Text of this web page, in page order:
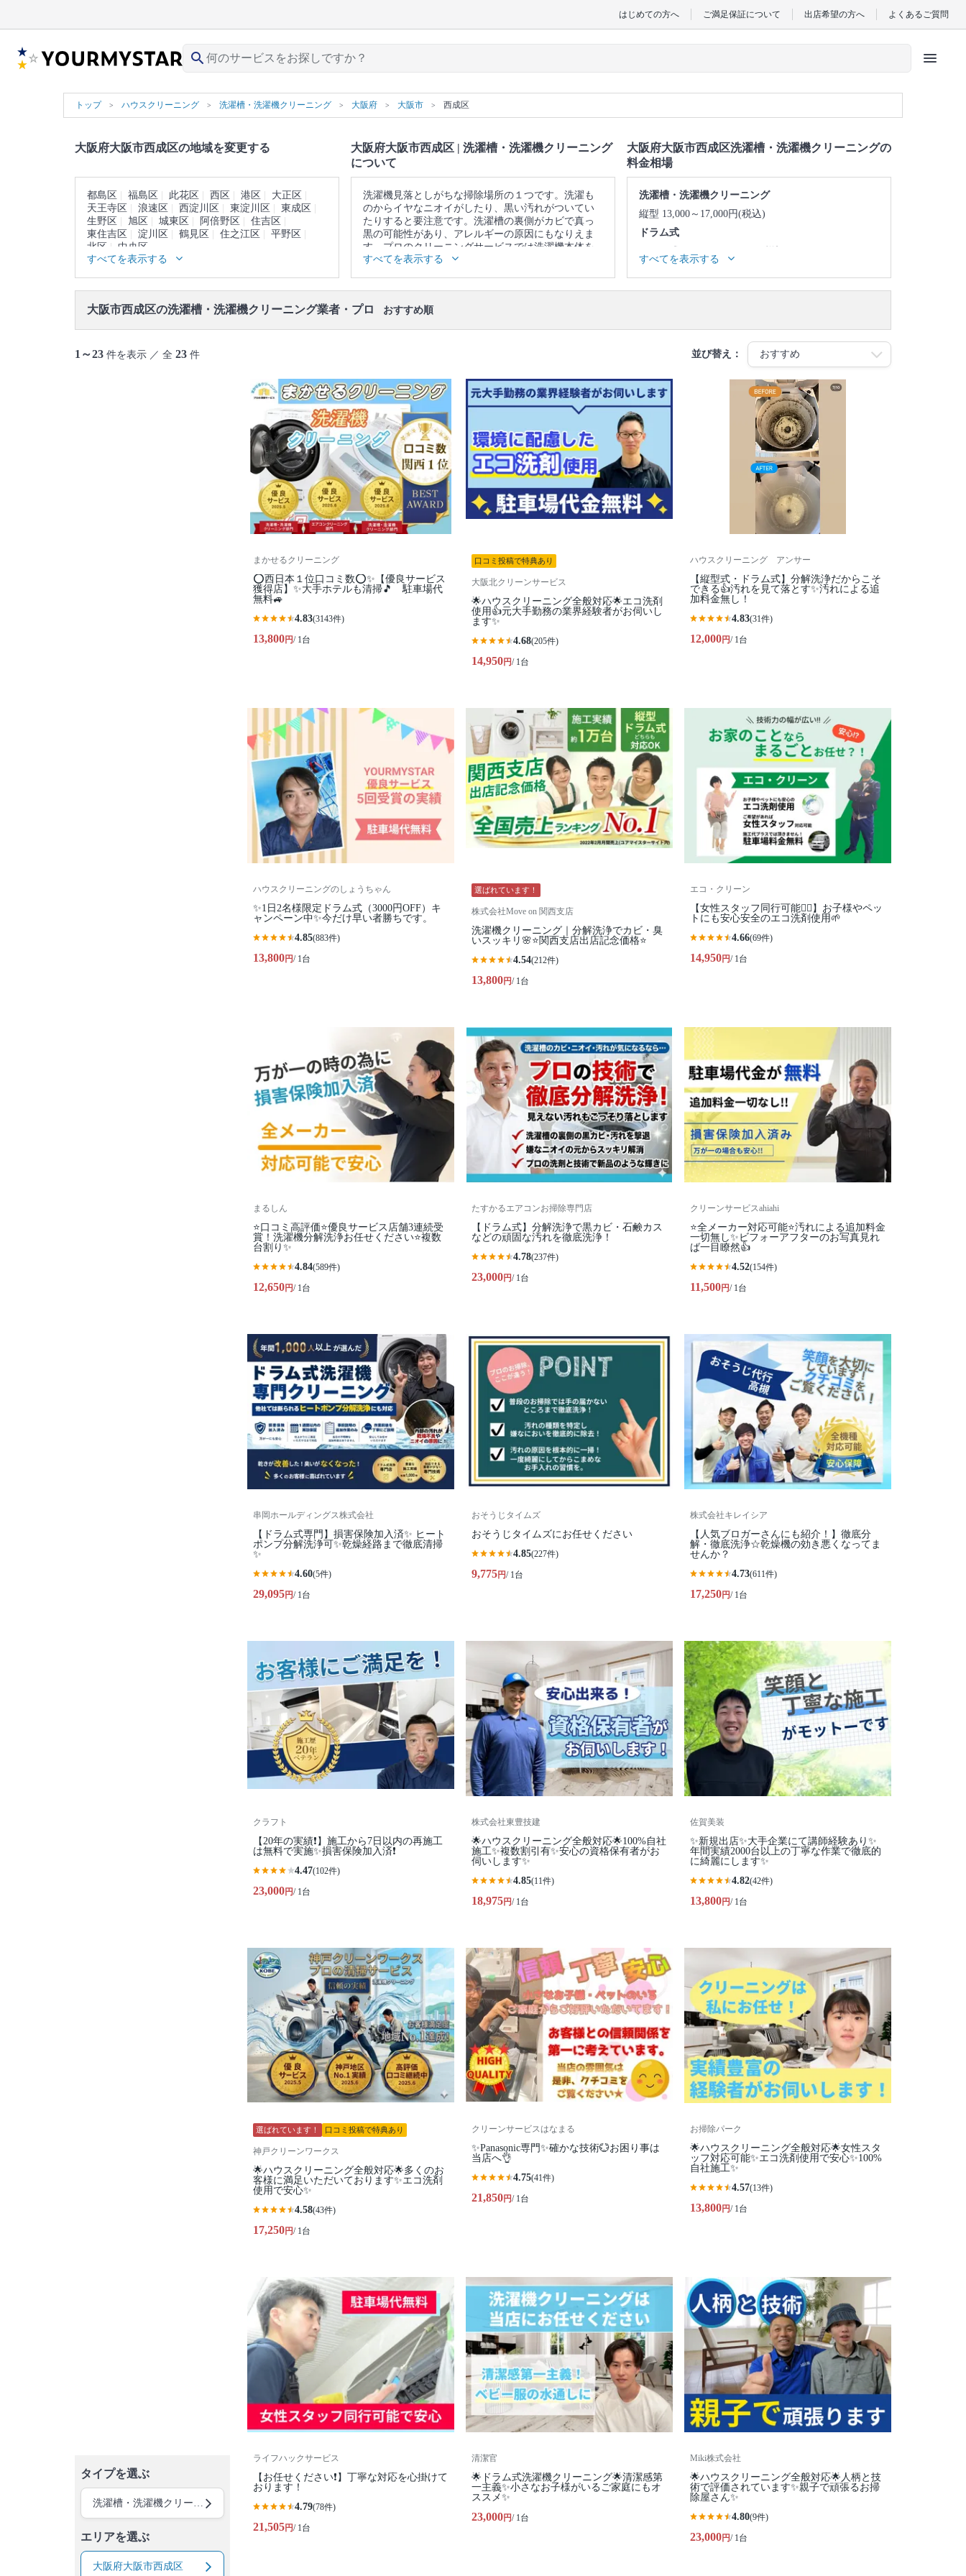
はじめての方へ ご満足保証について 出店希望の方へ よくあるご質問
search menu
トップ ハウスクリーニング 洗濯槽・洗濯機クリーニング 大阪府 大阪市 西成区
大阪府大阪市西成区の地域を変更する
都島区 福島区 此花区 西区 港区
大正区
天王寺区
浪速区 西淀川区 東淀川区
東成区
生野区
旭区 城東区 阿倍野区
住吉区
東住吉区
淀川区 鶴見区 住之江区
平野区
北区
中央区
すべてを表示する
大阪府大阪市西成区 | 洗濯槽・洗濯機クリーニング
について
洗濯機見落としがちな掃除場所の１つです。洗濯も
のからイヤなニオイがしたり、黒い汚れがついてい
たりすると要注意です。洗濯槽の裏側がカビで真っ
黒の可能性があり、アレルギーの原因にもなりえま
す。プロのクリーニングサービスでは洗濯機本体を
を分解し、まるごと徹底的に洗浄いたします。
▼表示価格に含まれる洗濯槽・洗濯機クリーニング
の作業範囲
洗濯槽 / 洗濯機本体の内側・外側 / 洗濯パン / 作業場
すべてを表示する
大阪府大阪市西成区洗濯槽・洗濯機クリーニングの
料金相場
洗濯槽・洗濯機クリーニング
縦型 13,000～17,000円(税込)
ドラム式
ドラム式 45,000～49,000円(税込)
すべてを表示する
大阪市西成区の洗濯槽・洗濯機クリーニング業者・プロ おすすめ順
1～23 件を表示 ／ 全 23 件 並び替え：
タイプを選ぶ
エリアを選ぶ
大阪府大阪市西成区
まかせるクリーニング
⭕西日本１位口コミ数⭕✨【優良サービス
獲得店】✨大手ホテルも清掃🎵 駐車場代
無料🚙
4.83(3143件)
13,800円/ 1台
口コミ投稿で特典あり
大阪北クリーンサービス
🌟ハウスクリーニング全般対応🌟エコ洗剤
使用👍元大手勤務の業界経験者がお伺いし
ます✨
4.68(205件)
14,950円/ 1台
ハウスクリーニング アンサー
【縦型式・ドラム式】分解洗浄だからこそ
できる👍汚れを見て落とす✨汚れによる追
加料金無し！
4.83(31件)
12,000円/ 1台
ハウスクリーニングのしょうちゃん
✨1日2名様限定ドラム式（3000円OFF）キ
ャンペーン中✨今だけ早い者勝ちです。
4.85(883件)
13,800円/ 1台
選ばれています！
株式会社Move on 関西支店
洗濯機クリーニング｜分解洗浄でカビ・臭
いスッキリ🌸⭐️関西支店出店記念価格⭐️
4.54(212件)
13,800円/ 1台
エコ・クリーン
【女性スタッフ同行可能🙆‍♀️】お子様やペッ
トにも安心安全のエコ洗剤使用🌱
4.66(69件)
14,950円/ 1台
まるしん
⭐口コミ高評価⭐優良サービス店舗3連続受
賞！洗濯機分解洗浄お任せください⭐複数
台割り✨
4.84(589件)
12,650円/ 1台
たすかるエアコンお掃除専門店
【ドラム式】分解洗浄で黒カビ・石鹸カス
などの頑固な汚れを徹底洗浄！
4.78(237件)
23,000円/ 1台
クリーンサービスahiahi
⭐全メーカー対応可能⭐汚れによる追加料金
一切無し✨ビフォーアフターのお写真見れ
ば一目瞭然👍
4.52(154件)
11,500円/ 1台
串岡ホールディングス株式会社
【ドラム式専門】損害保険加入済✨ ヒート
ポンプ分解洗浄可✨乾燥経路まで徹底清掃
✨
4.60(5件)
29,095円/ 1台
おそうじタイムズ
おそうじタイムズにお任せください
4.85(227件)
9,775円/ 1台
株式会社キレイシア
【人気ブロガーさんにも紹介！】徹底分
解・徹底洗浄☆乾燥機の効き悪くなってま
せんか？
4.73(611件)
17,250円/ 1台
クラフト
【20年の実績❗️】施工から7日以内の再施工
は無料で実施✨損害保険加入済❗️
4.47(102件)
23,000円/ 1台
株式会社東豊技建
🌟ハウスクリーニング全般対応🌟100%自社
施工✨複数割引有✨安心の資格保有者がお
伺いします✨
4.85(11件)
18,975円/ 1台
佐賀美装
✨新規出店✨大手企業にて講師経験あり✨
年間実績2000台以上の丁寧な作業で徹底的
に綺麗にします✨
4.82(42件)
13,800円/ 1台
選ばれています！ 口コミ投稿で特典あり
神戸クリーンワークス
🌟ハウスクリーニング全般対応🌟多くのお
客様に満足いただいております✨エコ洗剤
使用で安心✨
4.58(43件)
17,250円/ 1台
クリーンサービスはなまる
✨Panasonic専門✨確かな技術💮お困り事は
当店へ👌
4.75(41件)
21,850円/ 1台
お掃除パーク
🌟ハウスクリーニング全般対応🌟女性スタ
ッフ対応可能✨エコ洗剤使用で安心✨100%
自社施工✨
4.57(13件)
13,800円/ 1台
ライフハックサービス
【お任せください❗️】丁寧な対応を心掛けて
おります！
4.79(78件)
21,505円/ 1台
清潔官
🌟ドラム式洗濯機クリーニング🌟清潔感第
一主義✨小さなお子様がいるご家庭にもオ
ススメ✨
23,000円/ 1台
Miki株式会社
🌟ハウスクリーニング全般対応🌟人柄と技
術で評価されています✨親子で頑張るお掃
除屋さん✨
4.80(9件)
23,000円/ 1台